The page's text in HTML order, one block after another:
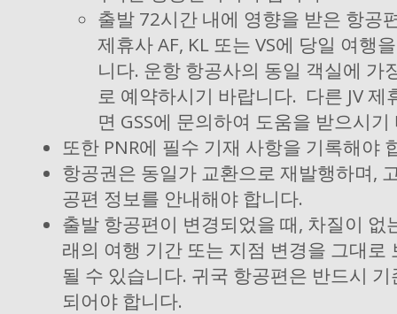
출발 72시간 내에 영향을 받은 항공
제휴사 AF, KL 또는 VS에 당일 여행
니다. 운항 항공사의 동일 객실에 가
로 예약하시기 바랍니다. 다른 JV 제
면 GSS에 문의하여 도움을 받으시
또한 PNR에 필수 기재 사항을 기록해야
항공권은 동일가 교환으로 재발행하며,
공편 정보를 안내해야 합니다.
출발 항공편이 변경되었을 때, 차질이 없
래의 여행 기간 또는 지점 변경을 그대로
될 수 있습니다. 귀국 항공편은 반드시
되어야 합니다.